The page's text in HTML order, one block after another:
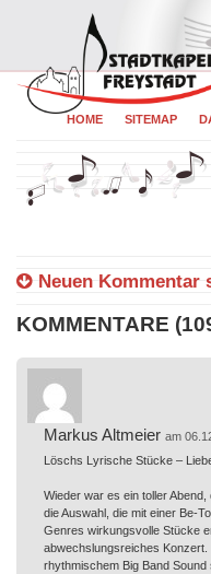
HOME SITEMAP
Neuen Kommentar
KOMMENTARE
Markus Altmeier am
Löschs Lyrische Stücke –
Wieder war es ein toller
die Auswahl, die mit einer Be-
Genres wirkungsvolle Stücke
abwechslungsreiches
rhythmischem Big Band